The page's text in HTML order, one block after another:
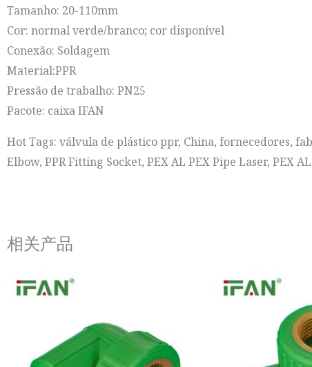
Tamanho: 20-110mm
Cor: normal verde/branco; cor disponível
Conexão: Soldagem
Material:PPR
Pressão de trabalho: PN25
Pacote: caixa IFAN
Hot Tags: válvula de plástico ppr, China, fornecedores,
Elbow, PPR Fitting Socket, PEX AL PEX Pipe Laser, PEX
相关产品